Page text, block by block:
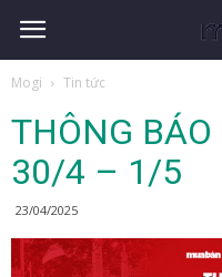
Mogi Tin tức
THÔNG
30/4 – 1/5
23/04/2025